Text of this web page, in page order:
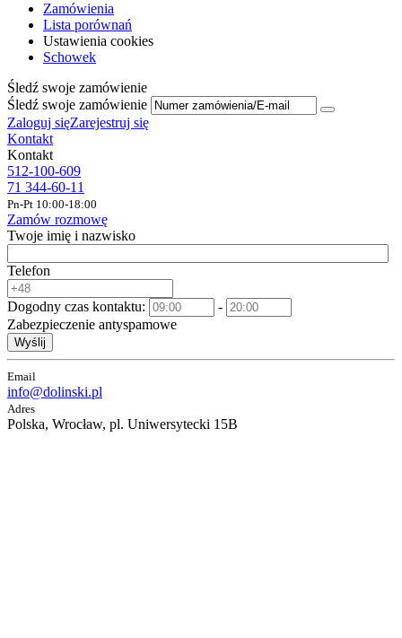
Zamówienia
Lista porównań
Ustawienia cookies
Schowek
Śledź swoje zamówienie
Śledź swoje zamówienie
Zaloguj sięZarejestruj się
Kontakt
Kontakt
512-100-609
71 344-60-11
Pn-Pt 10:00-18:00
Zamów rozmowę
Twoje imię i nazwisko
Telefon
Dogodny czas kontaktu:
-
Zabezpieczenie antyspamowe
Wyślij
Email
info@dolinski.pl
Adres
Polska, Wrocław, pl. Uniwersytecki 15B